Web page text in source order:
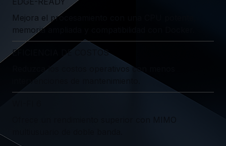
Mejora el procesamiento con una CPU potente,
memoria ampliada y compatibilidad con Docker.
EFICIENCIA DE COSTOS
Reduzca los costos operativos con menos